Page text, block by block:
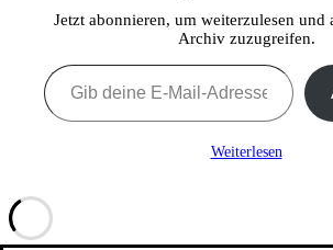
Jetzt abonnieren, um weiterzulesen und
Archiv zuzugreifen.
Gib deine E-Mail-Adresse ein ...
Weiterlesen